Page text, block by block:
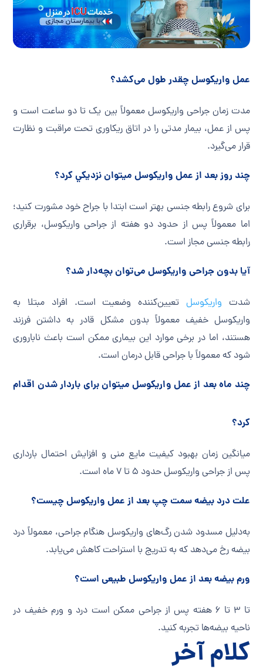
عمل واریکوسل چقدر طول می‌کشد؟
مدت زمان جراحی واریکوسل معمولاً بین یک تا دو ساعت است و
پس از عمل، بیمار مدتی را در اتاق ریکاوری تحت مراقبت و نظارت
قرار می‌گیرد.
چند روز بعد از عمل واريكوسل ميتوان نزديكي كرد؟
برای شروع رابطه جنسی بهتر است ابتدا با جراح خود مشورت کنید؛
اما معمولاً پس از حدود دو هفته از جراحی واریکوسل، برقراری
رابطه جنسی مجاز است.
آیا بدون جراحی واریکوسل می‌توان بچه‌دار شد؟
شدت واریکوسل تعیین‌کننده وضعیت است. افراد مبتلا به
واریکوسل خفیف معمولاً بدون مشکل قادر به داشتن فرزند
هستند، اما در برخی موارد این بیماری ممکن است باعث ناباروری
شود که معمولاً با جراحی قابل درمان است.
چند ماه بعد از عمل واریکوسل میتوان برای باردار شدن اقدام
کرد؟
میانگین زمان بهبود کیفیت مایع منی و افزایش احتمال بارداری
پس از جراحی واریکوسل حدود ۵ تا ۷ ماه است.
علت درد بیضه سمت چپ بعد از عمل واریکوسل چیست؟
به‌دلیل مسدود شدن رگ‌های واریکوسل هنگام جراحی، معمولاً درد
بیضه رخ می‌دهد که به تدریج با استراحت کاهش می‌یابد.
ورم بیضه بعد از عمل واریکوسل طبیعی است؟
تا ۳ تا ۶ هفته پس از جراحی ممکن است درد و ورم خفیف در
ناحیه بیضه‌ها تجربه کنید.
کلام آخر